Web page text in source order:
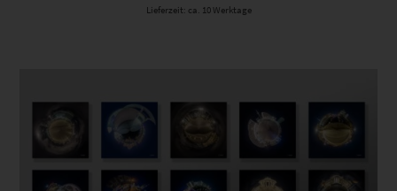
Lieferzeit: ca. 10 Werktage